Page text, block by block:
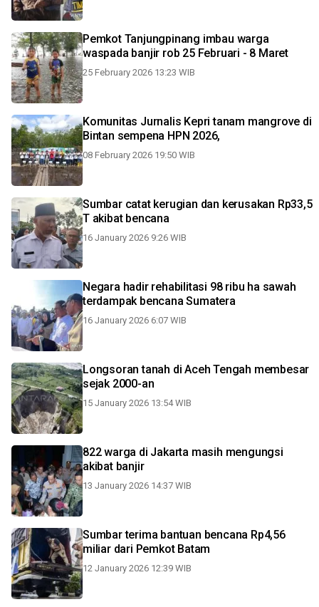
Pemkot Tanjungpinang imbau warga
waspada banjir rob 25 Februari - 8 Maret
25 February 2026 13:23 WIB
Komunitas Jurnalis Kepri tanam mangrove di
Bintan sempena HPN 2026,
08 February 2026 19:50 WIB
Sumbar catat kerugian dan kerusakan Rp33,5
T akibat bencana
16 January 2026 9:26 WIB
Negara hadir rehabilitasi 98 ribu ha sawah
terdampak bencana Sumatera
16 January 2026 6:07 WIB
Longsoran tanah di Aceh Tengah membesar
sejak 2000-an
15 January 2026 13:54 WIB
822 warga di Jakarta masih mengungsi
akibat banjir
13 January 2026 14:37 WIB
Sumbar terima bantuan bencana Rp4,56
miliar dari Pemkot Batam
12 January 2026 12:39 WIB